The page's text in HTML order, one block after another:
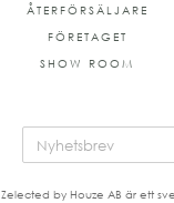
ÅTERFÖRSÄLJARE
FÖRETAGET
SHOW ROOM
Zelected by Houze AB är ett